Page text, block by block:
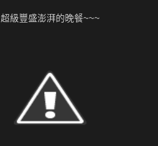
超級豐盛澎湃的晚餐~~~